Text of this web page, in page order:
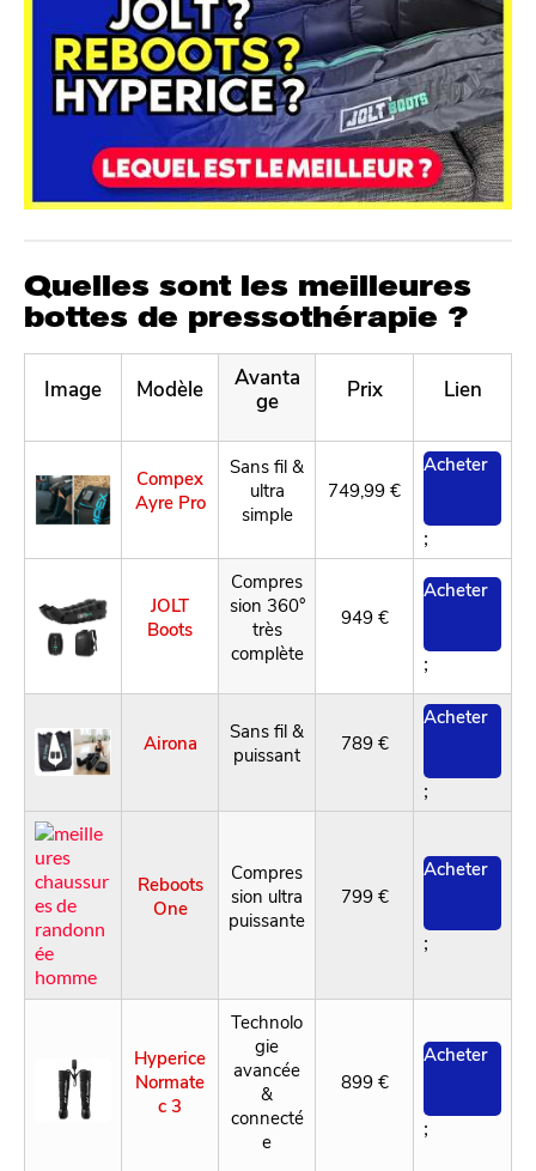
Quelles sont les meilleures
bottes de pressothérapie ?
Image Modèle
Avanta
ge
Prix Lien
Compex
Ayre Pro
Sans fil &
ultra
simple
749,99 €
Acheter
;
JOLT
Boots
Compres
sion 360°
très
complète
949 €
Acheter
;
Airona
Sans fil &
puissant
789 €
Acheter
;
Reboots
One
Compres
sion ultra
puissante
799 €
Acheter
;
Hyperice
Normate
c 3
Technolo
gie
avancée
&
connecté
e
899 €
Acheter
;